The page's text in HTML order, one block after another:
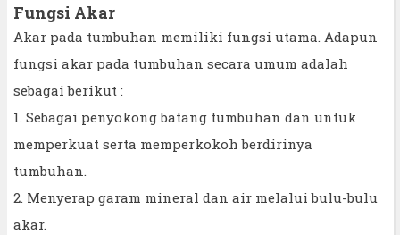
Fungsi Akar
Akar pada tumbuhan memiliki fungsi utama. Adapun
fungsi akar pada tumbuhan secara umum adalah
sebagai berikut :
1. Sebagai penyokong batang tumbuhan dan untuk
memperkuat serta memperkokoh berdirinya
tumbuhan.
2. Menyerap garam mineral dan air melalui bulu-bulu
akar.